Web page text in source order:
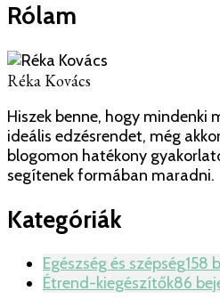
Rólam
Réka Kovács
Hiszek benne, hogy mindenki
ideális edzésrendet, még
blogomon hatékony
segítenek formában maradni.
Kategóriák
Egészség és szépség158
Étrend-kiegészítők86